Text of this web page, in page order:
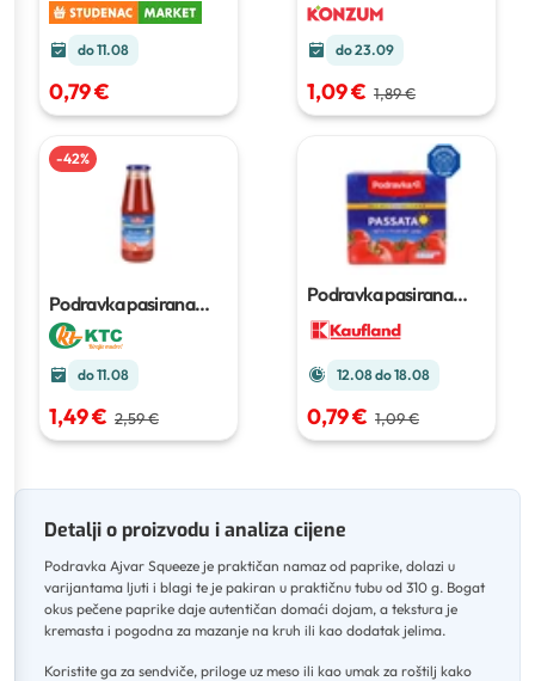
do 11.08
0,79 €
do 23.09
1,09 € 1,89 €
-42%
Podravka pasirana
rajčica680 g
do 11.08
1,49 € 2,59 €
Podravka pasirana
12.08 do 18.08
0,79 € 1,09 €
Detalji o proizvodu i analiza cijene
Podravka Ajvar Squeeze je praktičan namaz od paprike, dolazi u
varijantama ljuti i blagi te je pakiran u praktičnu tubu od 310 g. Bogat
okus pečene paprike daje autentičan domaći dojam, a tekstura je
kremasta i pogodna za mazanje na kruh ili kao dodatak jelima.
Koristite ga za sendviče, priloge uz meso ili kao umak za roštilj kako